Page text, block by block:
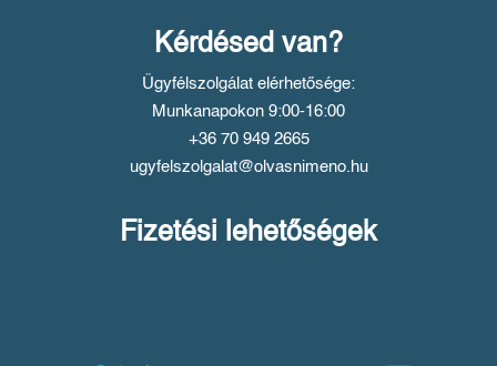
Kérdésed van?
Ügyfélszolgálat elérhetősége:
Munkanapokon 9:00-16:00
+36 70 949 2665
ugyfelszolgalat@olvasnimeno.hu
Fizetési lehetőségek